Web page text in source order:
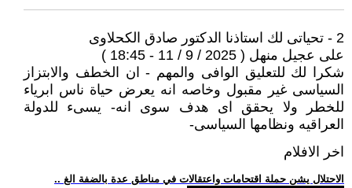
2 - تحياتى لك استاذنا الدكتور صادق الكحلاوى
على عجيل منهل ( 2025 / 9 / 11 - 18:45 )
شكرا لك للتعليق الوافى والمهم - ان الخطف والابتزاز
السياسى غير مقبول وخاصه انه يعرض حياة ناس ابرياء
للخطر ولا يحقق اى هدف سوى انه- يسىء للدولة
العراقيه ونظامها السياسى-
اخر الافلام
.. الاحتلال يشن حملة اقتحامات واعتقالات في مناطق عدة بالضفة الغ